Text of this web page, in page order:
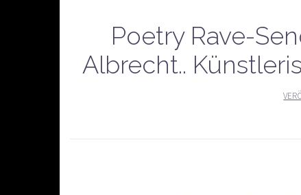
Poetry Rave-
Albrecht..